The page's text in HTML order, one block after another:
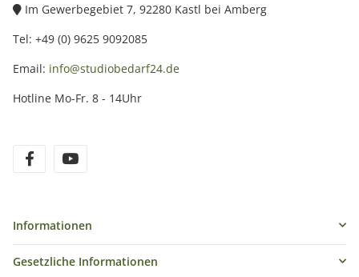
Im Gewerbegebiet 7, 92280 Kastl bei Amberg
Tel: +49 (0) 9625 9092085
Email: info@studiobedarf24.de
Hotline Mo-Fr. 8 - 14Uhr
Informationen
Gesetzliche Informationen